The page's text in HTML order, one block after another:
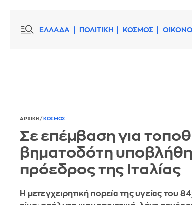
ΕΛΛΑΔΑ ΠΟΛΙΤΙΚΗ ΚΟΣΜΟΣ
ΑΡΧΙΚΗ / ΚΟΣΜΟΣ
Σε επέμβαση για
βηματοδότη
πρόεδρος της Ιταλίας
Η μετεγχειρητική πορεία της υγείας του